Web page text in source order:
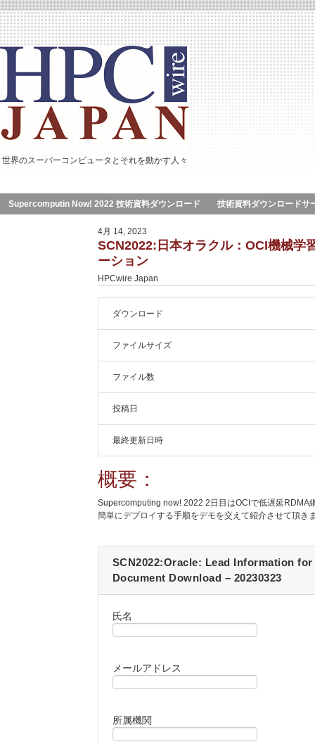
世界のスーパーコンピュータとそれを動かす人々
Supercomputin Now! 2022 技術資料ダウンロード 技術資料ダウンロードサ
4月 14, 2023
SCN2022:日本オラクル：OCI機械学
ーション
HPCwire Japan
ダウンロード
ファイルサイズ
ファイル数
投稿日
最終更新日時
概要：
Supercomputing now! 2022 2日目はOCIで低遅延RDMA
簡単にデプロイする手順をデモを交えて紹介させて頂き
SCN2022:Oracle: Lead Information
Document Download – 20230323
氏名
メールアドレス
所属機関